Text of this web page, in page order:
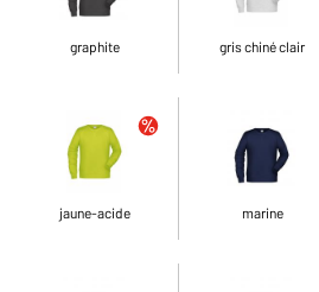
graphite gris chiné clair
jaune-acide marine